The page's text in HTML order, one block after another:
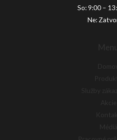
So: 9:00 –
Ne:
Menu